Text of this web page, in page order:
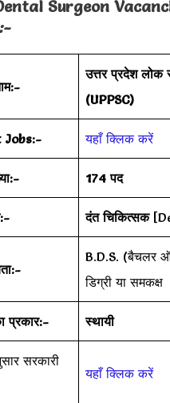
Surgeon
उत्तर प्रदेश लोक
(UPPSC)
Jobs:- यहाँ क्लिक करें
174 पद
दंत चिकित्सक
B.D.S. (बैचलर
डिग्री या समकक्ष
प्रकार:- स्थायी
सरकारी
यहाँ क्लिक करें